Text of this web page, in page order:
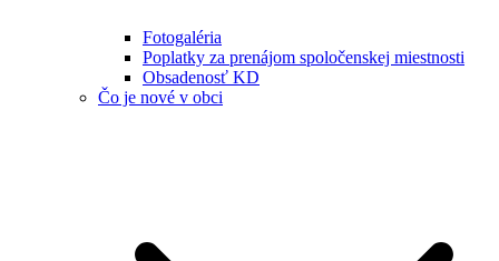
Fotogaléria
Poplatky za prenájom spoločenskej miestnosti
Obsadenosť KD
Čo je nové v obci